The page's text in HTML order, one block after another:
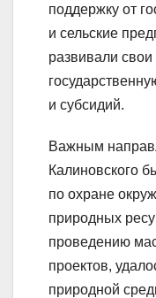
поддержку от
и сельские
развивали свои
и субсидий.
Важным
Калиновского
по охране
природных
проведению
проектов,
природной